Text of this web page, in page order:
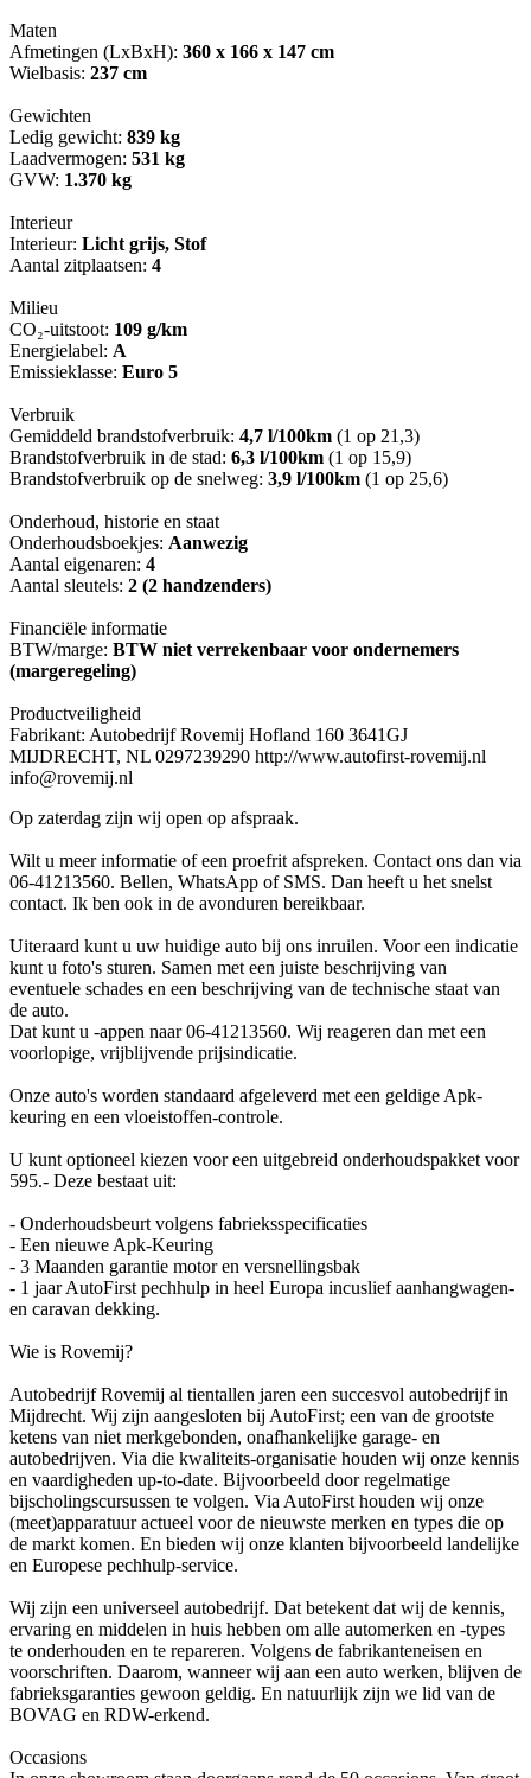
Maten
Afmetingen (LxBxH): 360 x 166 x 147 cm
Wielbasis: 237 cm
Gewichten
Ledig gewicht: 839 kg
Laadvermogen: 531 kg
GVW: 1.370 kg
Interieur
Interieur: Licht grijs, Stof
Aantal zitplaatsen: 4
Milieu
CO₂-uitstoot: 109 g/km
Energielabel: A
Emissieklasse: Euro 5
Verbruik
Gemiddeld brandstofverbruik: 4,7 l/100km (1 op 21,3)
Brandstofverbruik in de stad: 6,3 l/100km (1 op 15,9)
Brandstofverbruik op de snelweg: 3,9 l/100km (1 op 25,6)
Onderhoud, historie en staat
Onderhoudsboekjes: Aanwezig
Aantal eigenaren: 4
Aantal sleutels: 2 (2 handzenders)
Financiële informatie
BTW/marge: BTW niet verrekenbaar voor ondernemers
(margeregeling)
Productveiligheid
Fabrikant: Autobedrijf Rovemij Hofland 160 3641GJ
MIJDRECHT, NL 0297239290 http://www.autofirst-rovemij.nl
info@rovemij.nl
Op zaterdag zijn wij open op afspraak.
Wilt u meer informatie of een proefrit afspreken. Contact ons dan via
06-41213560. Bellen, WhatsApp of SMS. Dan heeft u het snelst
contact. Ik ben ook in de avonduren bereikbaar.
Uiteraard kunt u uw huidige auto bij ons inruilen. Voor een indicatie
kunt u foto's sturen. Samen met een juiste beschrijving van
eventuele schades en een beschrijving van de technische staat van
de auto.
Dat kunt u -appen naar 06-41213560. Wij reageren dan met een
voorlopige, vrijblijvende prijsindicatie.
Onze auto's worden standaard afgeleverd met een geldige Apk-
keuring en een vloeistoffen-controle.
U kunt optioneel kiezen voor een uitgebreid onderhoudspakket voor
595.- Deze bestaat uit:
- Onderhoudsbeurt volgens fabrieksspecificaties
- Een nieuwe Apk-Keuring
- 3 Maanden garantie motor en versnellingsbak
- 1 jaar AutoFirst pechhulp in heel Europa incuslief aanhangwagen-
en caravan dekking.
Wie is Rovemij?
Autobedrijf Rovemij al tientallen jaren een succesvol autobedrijf in
Mijdrecht. Wij zijn aangesloten bij AutoFirst; een van de grootste
ketens van niet merkgebonden, onafhankelijke garage- en
autobedrijven. Via die kwaliteits-organisatie houden wij onze kennis
en vaardigheden up-to-date. Bijvoorbeeld door regelmatige
bijscholingscursussen te volgen. Via AutoFirst houden wij onze
(meet)apparatuur actueel voor de nieuwste merken en types die op
de markt komen. En bieden wij onze klanten bijvoorbeeld landelijke
en Europese pechhulp-service.
Wij zijn een universeel autobedrijf. Dat betekent dat wij de kennis,
ervaring en middelen in huis hebben om alle automerken en -types
te onderhouden en te repareren. Volgens de fabrikanteneisen en
voorschriften. Daarom, wanneer wij aan een auto werken, blijven de
fabrieksgaranties gewoon geldig. En natuurlijk zijn we lid van de
BOVAG en RDW-erkend.
Occasions